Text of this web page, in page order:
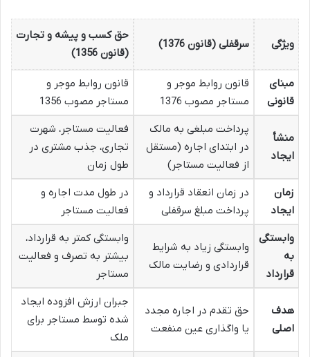
ویژگی سرقفلی (قانون 1376)
حق کسب و پیشه و تجارت
(قانون 1356)
مبنای
قانونی
قانون روابط موجر و
مستاجر مصوب 1376
قانون روابط موجر و
مستاجر مصوب 1356
منشأ
ایجاد
پرداخت مبلغی به مالک
در ابتدای اجاره (مستقل
از فعالیت مستاجر)
فعالیت مستاجر، شهرت
تجاری، جذب مشتری در
طول زمان
زمان
ایجاد
در زمان انعقاد قرارداد و
پرداخت مبلغ سرقفلی
در طول مدت اجاره و
فعالیت مستاجر
وابستگی
به
قرارداد
وابستگی زیاد به شرایط
قراردادی و رضایت مالک
وابستگی کمتر به قرارداد،
بیشتر به تصرف و فعالیت
مستاجر
هدف
اصلی
حق تقدم در اجاره مجدد
یا واگذاری عین منفعت
جبران ارزش افزوده ایجاد
شده توسط مستاجر برای
ملک